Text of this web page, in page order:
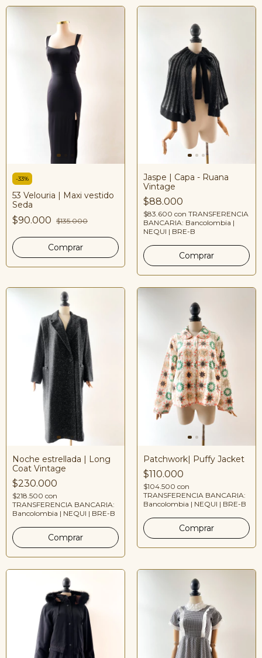
-33%
53 Velouria | Maxi vestido
Seda
$90.000 $135.000
Jaspe | Capa - Ruana
Vintage
$88.000
$83.600 con TRANSFERENCIA
BANCARIA: Bancolombia |
NEQUI | BRE-B
Noche estrellada | Long
Coat Vintage
$230.000
$218.500 con
TRANSFERENCIA BANCARIA:
Bancolombia | NEQUI | BRE-B
Patchwork| Puffy Jacket
$110.000
$104.500 con
TRANSFERENCIA BANCARIA:
Bancolombia | NEQUI | BRE-B